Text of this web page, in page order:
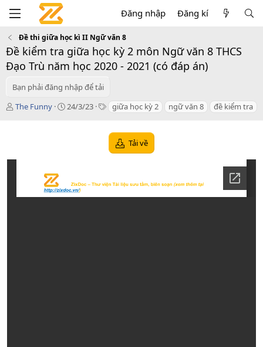
Đăng nhập Đăng kí
Đề thi giữa học kì II Ngữ văn 8
Đề kiểm tra giữa học kỳ 2 môn Ngữ văn 8 THCS
Đạo Trù năm học 2020 - 2021 (có đáp án)
Bạn phải đăng nhập để tải
T
ả
The Funny
C
d
24/3/23
T
s
giữa học kỳ 2 ngữ văn 8 đề kiểm tra
Tải về